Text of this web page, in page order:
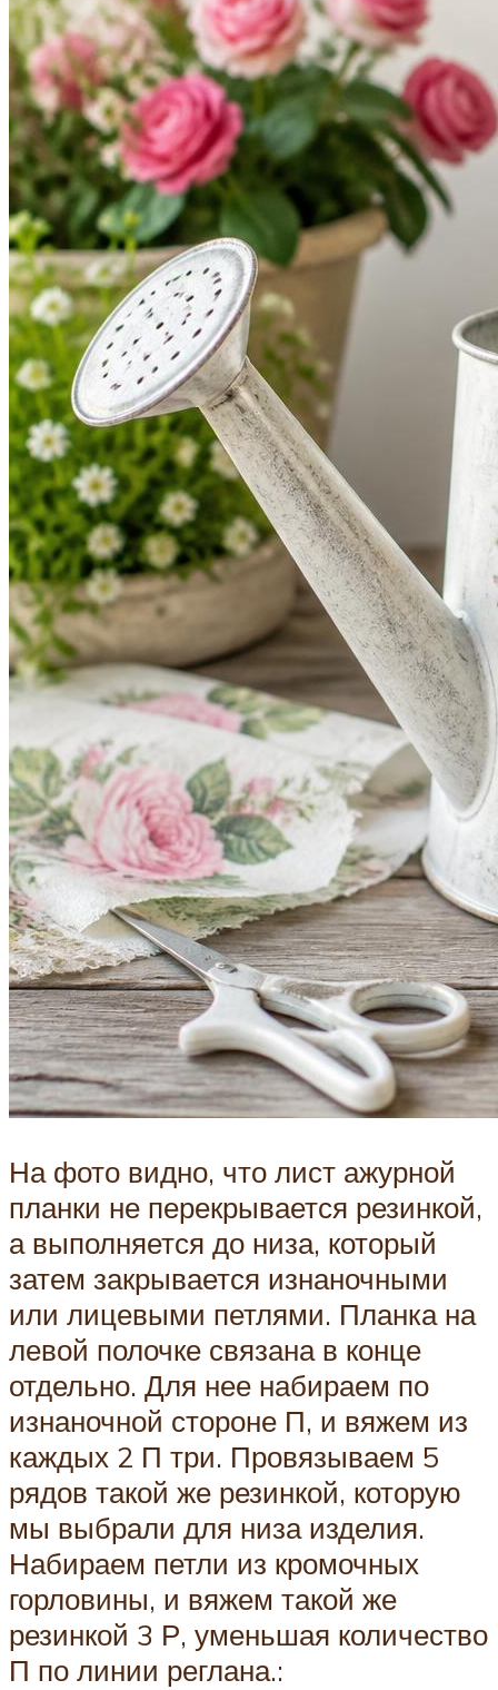
На фото видно, что лист ажурной
планки не перекрывается резинкой,
а выполняется до низа, который
затем закрывается изнаночными
или лицевыми петлями. Планка на
левой полочке связана в конце
отдельно. Для нее набираем по
изнаночной стороне П, и вяжем из
каждых 2 П три. Провязываем 5
рядов такой же резинкой, которую
мы выбрали для низа изделия.
Набираем петли из кромочных
горловины, и вяжем такой же
резинкой 3 Р, уменьшая количество
П по линии реглана.: